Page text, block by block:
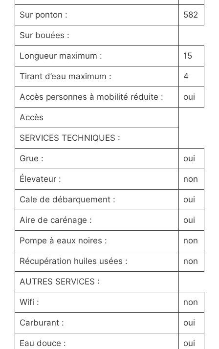
Sur ponton : 582
Sur bouées :
Longueur maximum : 15
Tirant d’eau maximum : 4
Accès personnes à mobilité réduite : oui
Accès
SERVICES TECHNIQUES :
Grue : oui
Élevateur : non
Cale de débarquement : oui
Aire de carénage : oui
Pompe à eaux noires : non
Récupération huiles usées : non
AUTRES SERVICES :
Wifi : non
Carburant : oui
Eau douce : oui